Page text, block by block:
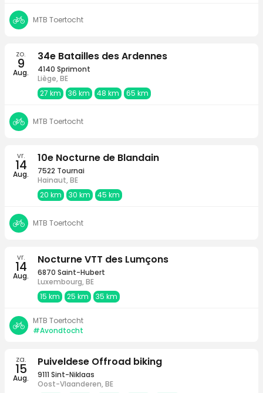
MTB Toertocht
zo.
9
Aug.
34e Batailles des Ardennes
4140 Sprimont
Liège, BE
27 km
36 km 48 km 65 km
MTB Toertocht
vr.
14
Aug.
10e Nocturne de Blandain
7522 Tournai
Hainaut, BE
20 km
30 km 45 km
MTB Toertocht
vr.
14
Aug.
Nocturne VTT des Lumçons
6870 Saint-Hubert
Luxembourg, BE
15 km
25 km 35 km
MTB Toertocht
#Avondtocht
za.
15
Aug.
Puiveldese Offroad biking
9111 Sint-Niklaas
Oost-Vlaanderen, BE